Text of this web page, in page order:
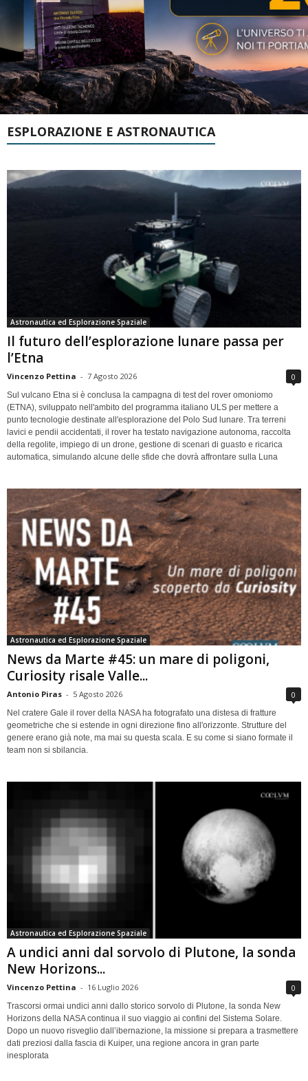
ESPLORAZIONE E ASTRONAUTICA
Astronautica ed Esplorazione Spaziale
Il futuro dell’esplorazione lunare passa per
l’Etna
Vincenzo Pettina - 7 Agosto 2026 0
Sul vulcano Etna si è conclusa la campagna di test del rover omoniomo
(ETNA), sviluppato nell'ambito del programma italiano ULS per mettere a
punto tecnologie destinate all'esplorazione del Polo Sud lunare. Tra terreni
lavici e pendii accidentati, il rover ha testato navigazione autonoma, raccolta
della regolite, impiego di un drone, gestione di scenari di guasto e ricarica
automatica, simulando alcune delle sfide che dovrà affrontare sulla Luna
Astronautica ed Esplorazione Spaziale
News da Marte #45: un mare di poligoni,
Curiosity risale Valle...
Antonio Piras - 5 Agosto 2026 0
Nel cratere Gale il rover della NASA ha fotografato una distesa di fratture
geometriche che si estende in ogni direzione fino all'orizzonte. Strutture del
genere erano già note, ma mai su questa scala. E su come si siano formate il
team non si sbilancia.
Astronautica ed Esplorazione Spaziale
A undici anni dal sorvolo di Plutone, la sonda
New Horizons...
Vincenzo Pettina - 16 Luglio 2026 0
Trascorsi ormai undici anni dallo storico sorvolo di Plutone, la sonda New
Horizons della NASA continua il suo viaggio ai confini del Sistema Solare.
Dopo un nuovo risveglio dall’ibernazione, la missione si prepara a trasmettere
dati preziosi dalla fascia di Kuiper, una regione ancora in gran parte
inesplorata